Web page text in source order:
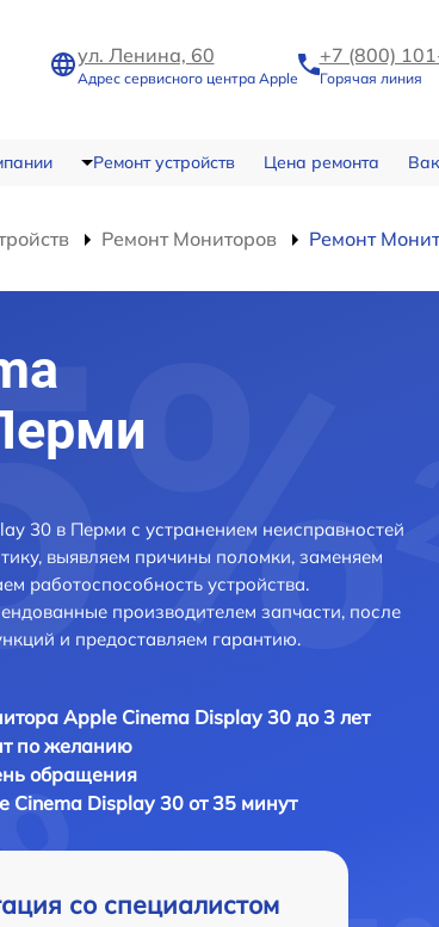
ул. Ленина, 60
Адрес сервисного центра Apple
+7 (800)
Горячая линия
Ремонт устройств Цена ремонта
Ремонт Мониторов Ремонт
30 в Перми с устранением неисправностей
выявляем причины поломки, заменяем
работоспособность устройства.
производителем запчасти, после
и предоставляем гарантию.
Apple Cinema Display 30 до 3 лет
по желанию
обращения
Cinema Display 30 от 35 минут
со специалистом